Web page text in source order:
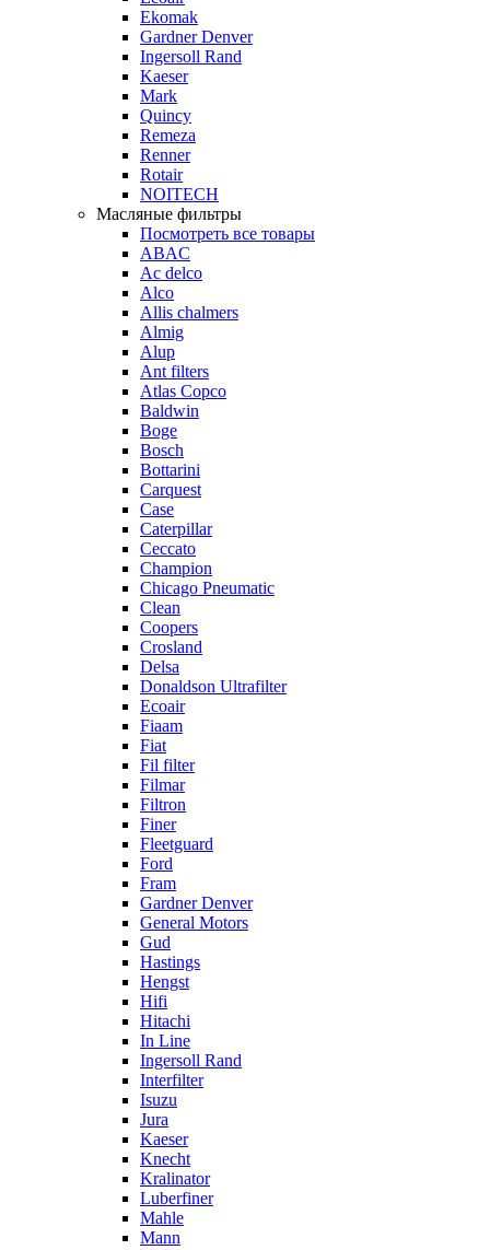
Ekomak
Gardner Denver
Ingersoll Rand
Kaeser
Mark
Quincy
Remeza
Renner
Rotair
NOITECH
Масляные фильтры
Посмотреть все товары
ABAC
Ac delco
Alco
Allis chalmers
Almig
Alup
Ant filters
Atlas Copco
Baldwin
Boge
Bosch
Bottarini
Carquest
Case
Caterpillar
Ceccato
Champion
Chicago Pneumatic
Clean
Coopers
Crosland
Delsa
Donaldson Ultrafilter
Ecoair
Fiaam
Fiat
Fil filter
Filmar
Filtron
Finer
Fleetguard
Ford
Fram
Gardner Denver
General Motors
Gud
Hastings
Hengst
Hifi
Hitachi
In Line
Ingersoll Rand
Interfilter
Isuzu
Jura
Kaeser
Knecht
Kralinator
Luberfiner
Mahle
Mann